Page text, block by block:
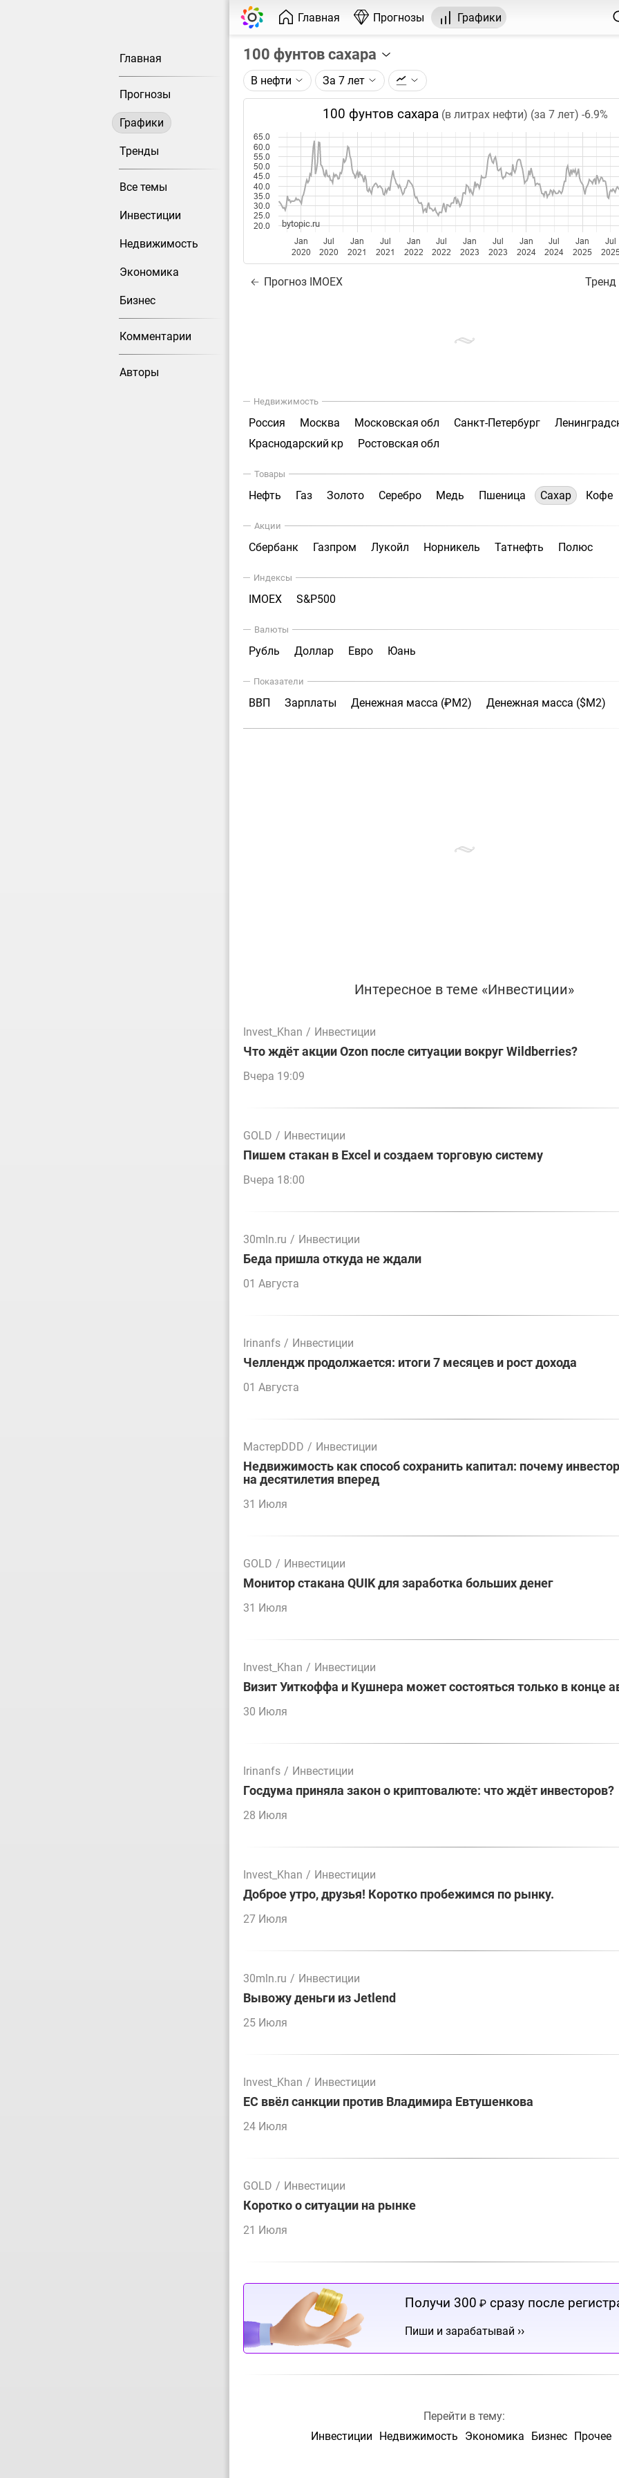
Главная Прогнозы Графики
Главная
Прогнозы
Графики
Тренды
Все темы
Инвестиции
Недвижимость
Экономика
Бизнес
Комментарии
Авторы
100 фунтов сахара
Описание графика:
Цена фьючерса на сахар, торгуемого на ICE.
Каждая точка на графике - цена закрытия дня, недели или месяца.
Оптимальный таймфрейм (день, неделя, месяц) подбирается
при изменении глубины графика.
Данные добавляются ежедневно.
В нефти За 7 лет
100 фунтов сахара (в литрах нефти) (за 7 лет) -6.9%
Jan
2020
Jan
2021
Jan
2022
Jan
2023
Jan
2024
Jan
2025
Jul
2020
Jul
2021
Jul
2022
Jul
2023
Jul
2024
Jul
20.0
25.0
30.0
35.0
40.0
45.0
50.0
55.0
60.0
65.0
bytopic.ru
Прогноз IMOEX Тренд
Недвижимость
Россия Москва Московская обл Санкт-Петербург
Краснодарский кр
Ростовская обл
Товары
Нефть Газ Золото Серебро Медь Пшеница Сахар Кофе
Акции
Сбербанк Газпром Лукойл Норникель Татнефть Полюс
Индексы
IMOEX S&P500
Валюты
Рубль Доллар Евро Юань
Показатели
ВВП Зарплаты Денежная масса (₽М2) Денежная масса ($М2)
Интересное в теме «Инвестиции»
Invest_Khan / Инвестиции
Что ждёт акции Ozon после ситуации вокруг Wildberries?
Вчера 19:09
GOLD / Инвестиции
Пишем стакан в Excel и создаем торговую систему
Вчера 18:00
30mln.ru / Инвестиции
Беда пришла откуда не ждали
01 Августа
Irinanfs / Инвестиции
Челлендж продолжается: итоги 7 месяцев и рост дохода
01 Августа
МастерDDD / Инвестиции
Недвижимость как способ сохранить капитал: почему
на десятилетия вперед
31 Июля
GOLD / Инвестиции
Монитор стакана QUIK для заработка больших денег
31 Июля
Invest_Khan / Инвестиции
Визит Уиткоффа и Кушнера может состояться только в конце
30 Июля
Irinanfs / Инвестиции
Госдума приняла закон о криптовалюте: что ждёт инвесторов?
28 Июля
Invest_Khan / Инвестиции
Доброе утро, друзья! Коротко пробежимся по рынку.
27 Июля
30mln.ru / Инвестиции
Вывожу деньги из Jetlend
25 Июля
Invest_Khan / Инвестиции
ЕС ввёл санкции против Владимира Евтушенкова
24 Июля
GOLD / Инвестиции
Коротко о ситуации на рынке
21 Июля
Получи 300 ₽ сразу после
Пиши и зарабатывай ››
Перейти в тему:
Инвестиции
Недвижимость Экономика Бизнес Прочее